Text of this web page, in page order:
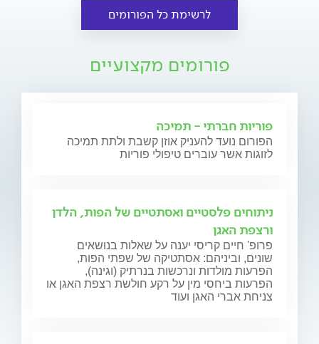
לרשימת כל הפורומים
פורומים מקצועיים
פוריות חברתי - תמיכה
הפורום נועד להעניק אוזן קשבת ולתת תמיכה
לזוגות אשר עוברים טיפולי פוריות
ניתוחים פלסטיים ואסתטיים של הפות, הלדן
ורצפת האגן
פרופ' חיים קריסי יענה על שאלות בנושאים
שונים, וביניהם: אסתטיקה של שפתי הפות,
הפרעות מולדות ונרכשות בנרתיק (וגינה),
הפרעות ביחסי מין על רקע חולשת רצפת האגן או
צניחת אברי האגן ועוד